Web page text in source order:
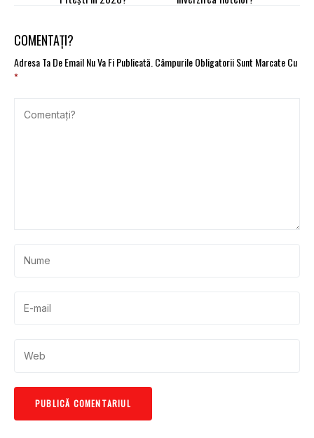
COMENTAȚI?
Adresa Ta De Email Nu Va Fi Publicată.Câmpurile Obligatorii Sunt Marcate Cu
*